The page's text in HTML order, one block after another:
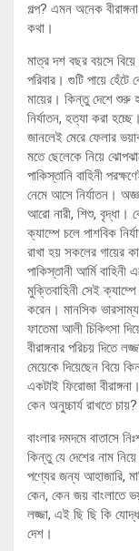
গল্প? এমন অনেক
কথা।
মাত্র দশ বছর বয়সে
পরিবার। গুটি পায়ে
মায়ের। কিন্তু দেশে শুরু
নির্যাতন, হত্যা করা
জানলেই মেরে ফেলার
মতে ছেলেকে নিয়ে
পাকিস্তানি বাহিনী
নেমে আসে নির্যাতন।
আরো নারী, শিশু, বৃদ্ধা।
ক্যাম্পে চলে পাশবিক
রাখা হয় সকলের গায়ের
পাকিস্তানী আর্মি বাহিনী
মুক্তিবাহিনী সেই
করেন। মানসিক
ফাতেমা আলী চিকিৎসা
বীরাঙ্গনার পরিচয় দিতে
মেয়েকে দিয়েছেন বিয়ে
একটাই ফিরোজা
কেন অনুচ্চার্য রাখতে
বাংলার দমদমে বাতাসে
কিন্তু যে দেশের নাম
পণ্যের জন্য আহাজারি,
কেন, কেন জয় বাংলাতে
লজ্জা, এই ছি ছি কি
দেশ।